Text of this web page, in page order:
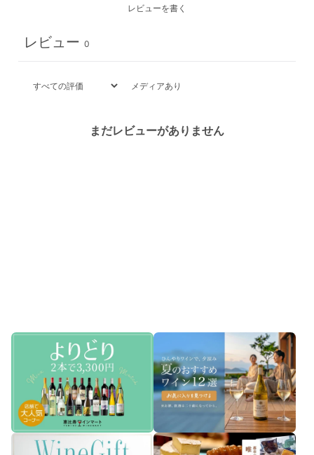
レビューを書く
レビュー 0
メディアあり
まだレビューがありません